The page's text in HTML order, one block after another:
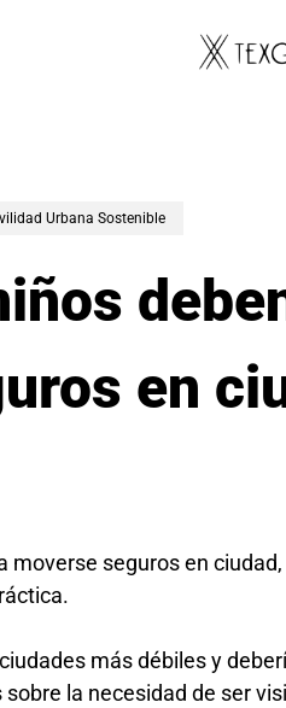
Urbana Sostenible
en
moverse seguros en
más débiles y
la necesidad de ser